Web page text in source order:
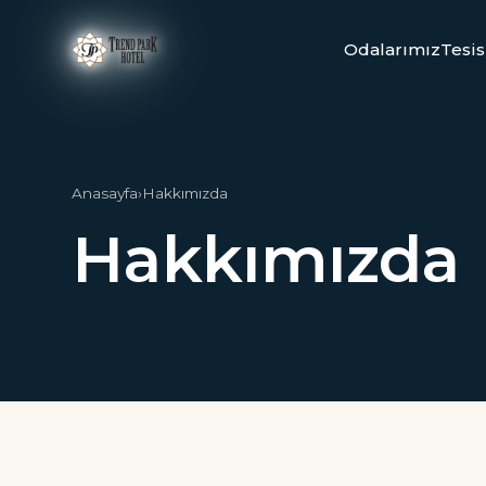
Odalarımız
Anasayfa›Hakkımızda
Hakkımızda